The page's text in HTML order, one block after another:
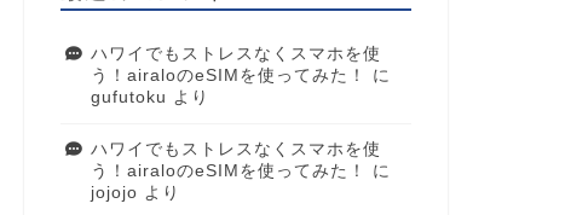
ハワイでもストレスなくスマホを使
う！airaloのeSIMを使ってみた！
に
gufutoku より
ハワイでもストレスなくスマホを使
う！airaloのeSIMを使ってみた！
に
jojojo より